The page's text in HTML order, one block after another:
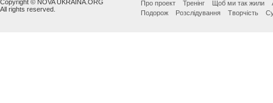
Copyright © NOVA UKRAINA.ORG
All rights reserved.
Про проект Тренінг Щоб ми так жили
Подорож
Розслідування Творчість